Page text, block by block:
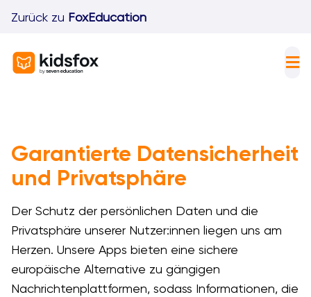
Zurück zu FoxEducation
Garantierte Datensicherheit
und Privatsphäre
Der Schutz der persönlichen Daten und die
Privatsphäre unserer Nutzer:innen liegen uns am
Herzen. Unsere Apps bieten eine sichere
europäische Alternative zu gängigen
Nachrichtenplattformen, sodass Informationen, die